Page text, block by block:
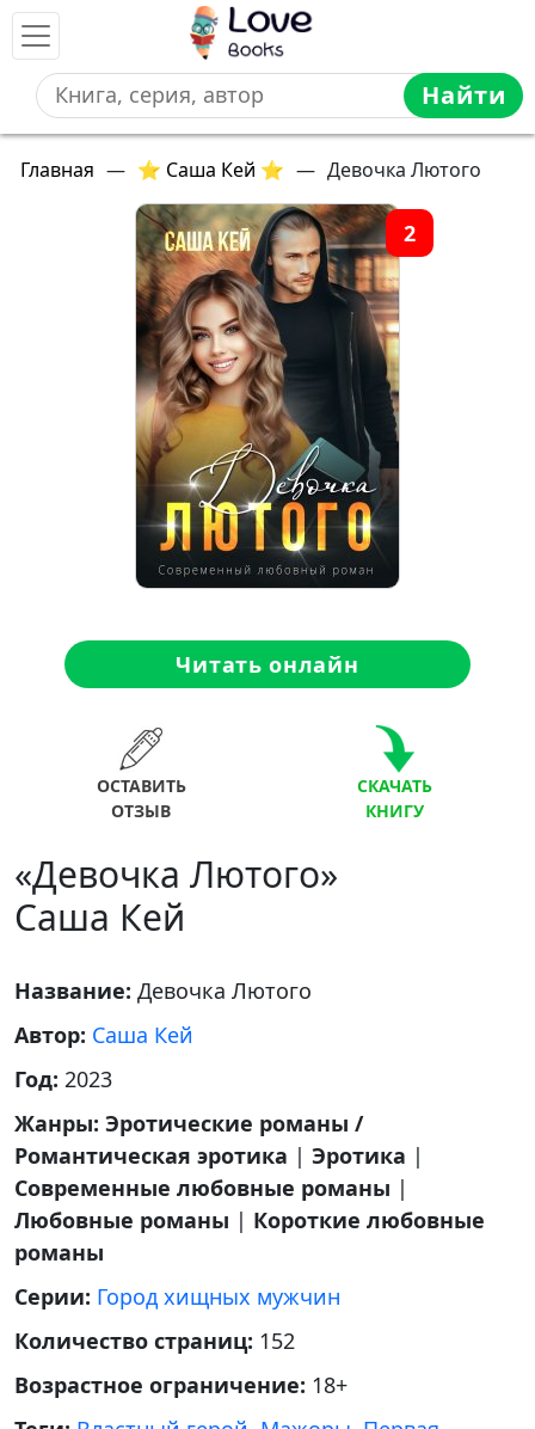
Найти
Главная — ⭐ Саша Кей ⭐ — Девочка Лютого
2
Читать онлайн
ОСТАВИТЬ
ОТЗЫВ
СКАЧАТЬ
КНИГУ
«Девочка Лютого»
Саша Кей
Название: Девочка Лютого
Автор: Саша Кей
Год: 2023
Жанры: Эротические романы /
Романтическая эротика | Эротика |
Современные любовные романы |
Любовные романы | Короткие любовные
романы
Серии: Город хищных мужчин
Количество страниц: 152
Возрастное ограничение: 18+